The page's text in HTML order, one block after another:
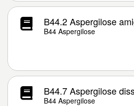
B44.2 Aspergilose
B44 Aspergilose
B44.7 Aspergilose
B44 Aspergilose